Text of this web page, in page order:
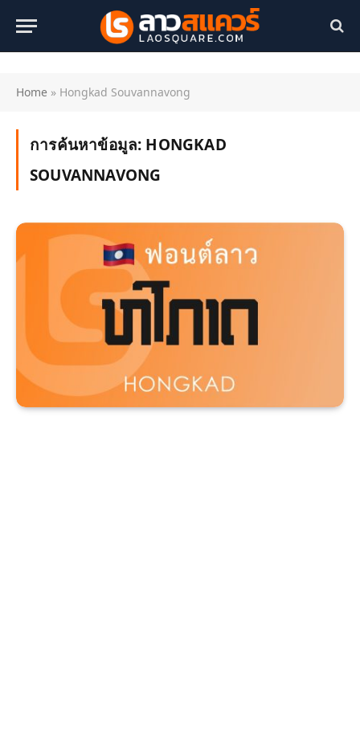
Home » Hongkad Souvannavong
การค้นหาข้อมูล: HONGKAD
SOUVANNAVONG